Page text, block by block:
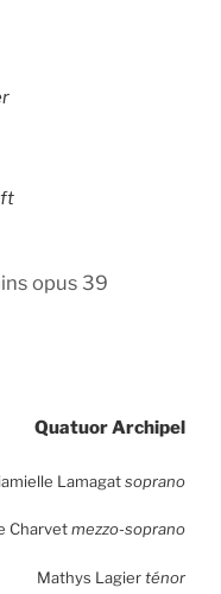
opus 39
Quatuor Archipel
Lamagatsoprano
Charvetmezzo-soprano
Mathys Lagierténor